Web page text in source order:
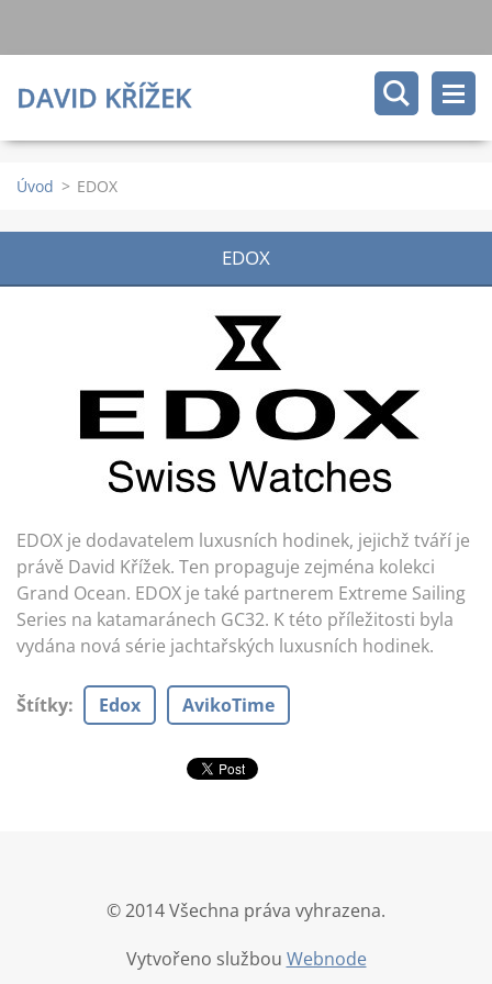
DAVID KŘÍŽEK
Úvod > EDOX
EDOX
EDOX je dodavatelem luxusních hodinek, jejichž tváří je
právě David Křížek. Ten propaguje zejména kolekci
Grand Ocean. EDOX je také partnerem Extreme Sailing
Series na katamaránech GC32. K této příležitosti byla
vydána nová série jachtařských luxusních hodinek.
Štítky: Edox AvikoTime
© 2014 Všechna práva vyhrazena.
Vytvořeno službou Webnode